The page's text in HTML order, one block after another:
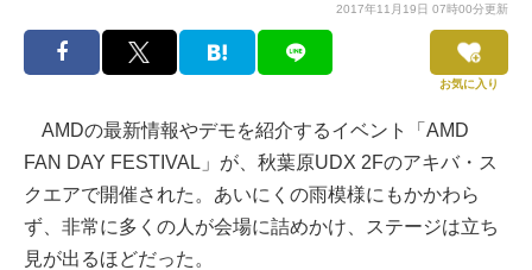
2017年11月19日 07時00分更新
お気に入り
AMDの最新情報やデモを紹介するイベント「AMD
FAN DAY FESTIVAL」が、秋葉原UDX 2Fのアキバ・ス
クエアで開催された。あいにくの雨模様にもかかわら
ず、非常に多くの人が会場に詰めかけ、ステージは立ち
見が出るほどだった。